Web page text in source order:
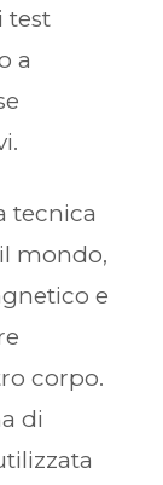
test
a
tecnica
mondo,
e
corpo.
di